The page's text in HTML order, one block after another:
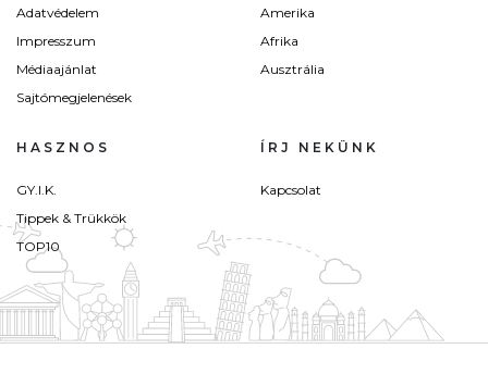
Adatvédelem
Impresszum
Médiaajánlat
Sajtómegjelenések
Amerika
Afrika
Ausztrália
HASZNOS
GY.I.K.
Tippek & Trükkök
TOP10
ÍRJ NEKÜNK
Kapcsolat